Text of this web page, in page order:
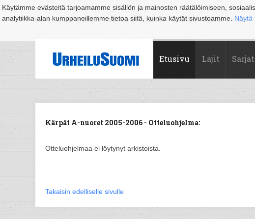
Käytämme evästeitä tarjoamamme sisällön ja mainosten räätälöimiseen,
analytiikka-alan kumppaneillemme tietoa siitä, kuinka käytät sivustoamme. Näytä
Suomi Espoo Helsinki Hämeenlinna Joensuu Jyväskylä Kouvola Kuopio
Etusivu Lajit Sarjat
Kärpät A-nuoret 2005-2006 - Otteluohjelma:
Otteluohjelmaa ei löytynyt arkistoista.
Takaisin edelliselle sivulle